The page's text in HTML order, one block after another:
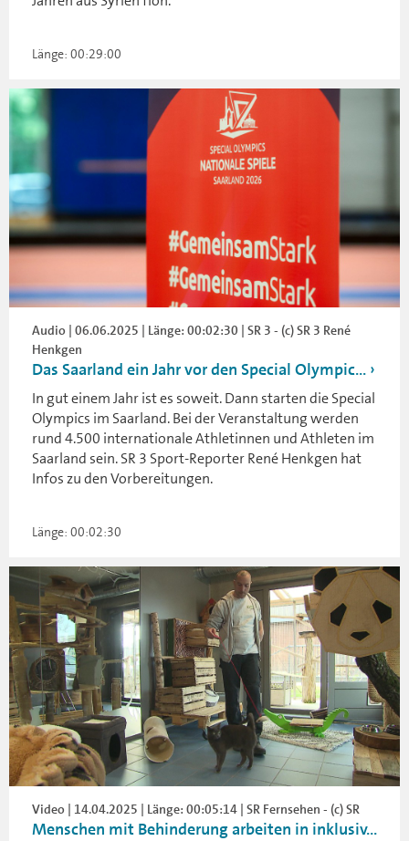
Länge: 00:29:00
Audio | 06.06.2025 | Länge: 00:02:30 | SR 3 - (c) SR 3 René
Henkgen
Das Saarland ein Jahr vor den Special Olympic...
In gut einem Jahr ist es soweit. Dann starten die Special
Olympics im Saarland. Bei der Veranstaltung werden
rund 4.500 internationale Athletinnen und Athleten im
Saarland sein. SR 3 Sport-Reporter René Henkgen hat
Infos zu den Vorbereitungen.
Länge: 00:02:30
Video | 14.04.2025 | Länge: 00:05:14 | SR Fernsehen - (c) SR
Menschen mit Behinderung arbeiten in inklusiv...